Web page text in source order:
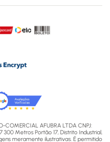
AFUBRA LTDA CNPJ:
300 Metros Portão 17, Distrito Industrial,
meramente ilustrativas. É permitido